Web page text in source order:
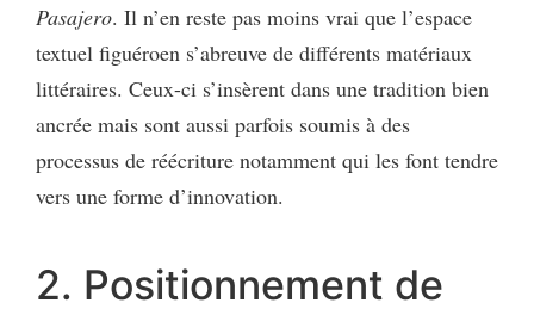
Pasajero. Il n’en reste pas moins vrai que l’espace
textuel figuéroen s’abreuve de différents matériaux
littéraires. Ceux-ci s’insèrent dans une tradition bien
ancrée mais sont aussi parfois soumis à des
processus de réécriture notamment qui les font tendre
vers une forme d’innovation.
2. Positionnement de